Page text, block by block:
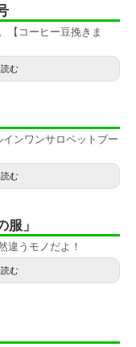
【コーヒー豆挽きま
む
ンワンサロペットブー
む
」
違うモノだよ！
む